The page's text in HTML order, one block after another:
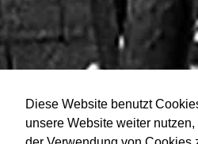
Diese Website benutzt
unsere Website weiter